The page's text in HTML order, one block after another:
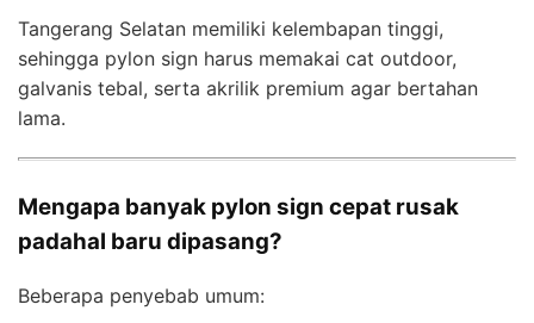
Tangerang Selatan memiliki kelembapan tinggi,
sehingga pylon sign harus memakai cat outdoor,
galvanis tebal, serta akrilik premium agar bertahan
lama.
Mengapa banyak pylon sign cepat rusak
padahal baru dipasang?
Beberapa penyebab umum: